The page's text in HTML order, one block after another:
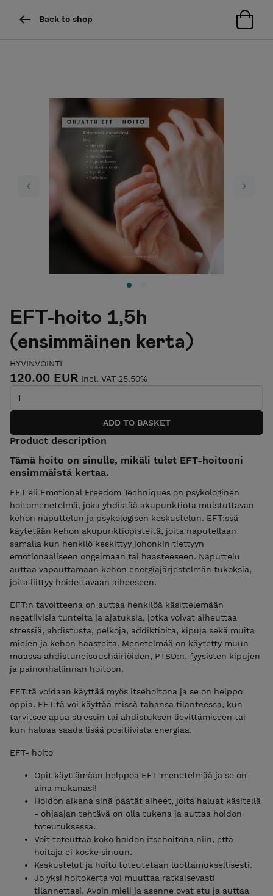
Back to shop
Previous Next
EFT-hoito 1,5h
(ensimmäinen kerta)
HYVINVOINTI
120.00 EUR Incl. VAT 25.50%
Product description
Tämä hoito on sinulle, mikäli tulet EFT-hoitooni
ensimmäistä kertaa.
EFT eli Emotional Freedom Techniques on psykologinen
hoitomenetelmä, joka yhdistää akupunktiota muistuttavan
kehon naputtelun ja psykologisen keskustelun. EFT:ssä
käytetään kehon akupunktiopisteitä, joita naputellaan
samalla kun henkilö keskittyy johonkin tiettyyn
emotionaaliseen ongelmaan tai haasteeseen. Naputtelu
auttaa vapauttamaan kehon energiajärjestelmän tukoksia,
joita liittyy hoidettavaan aiheeseen.
EFT:n tavoitteena on auttaa henkilöä käsittelemään
negatiivisia tunteita ja ajatuksia, jotka voivat aiheuttaa
stressiä, ahdistusta, pelkoja, addiktioita, kipuja sekä muita
mielen ja kehon haasteita. Menetelmää on käytetty muun
muassa ahdistuneisuushäiriöiden, PTSD:n, fyysisten kipujen
ja painonhallinnan hoitoon.
EFT:tä voidaan käyttää myös itsehoitona ja se on helppo
oppia. EFT:tä voi käyttää missä tahansa tilanteessa, kun
tarvitsee apua stressin tai ahdistuksen lievittämiseen tai
kun haluaa saada lisää positiivista energiaa.
EFT- hoito
Opit käyttämään helppoa EFT-menetelmää ja se on
aina mukanasi!
Hoidon aikana sinä päätät aiheet, joita haluat käsitellä
- ohjaajan tehtävä on olla tukena ja auttaa hoidon
toteutuksessa.
Voit toteuttaa koko hoidon itsehoitona niin, että
hoitaja ei koske sinuun.
Keskustelut ja hoito toteutetaan luottamuksellisesti.
Jo yksi hoitokerta voi muuttaa ratkaisevasti
tilannettasi. Avoin mieli ja asenne ovat etu ja auttaa